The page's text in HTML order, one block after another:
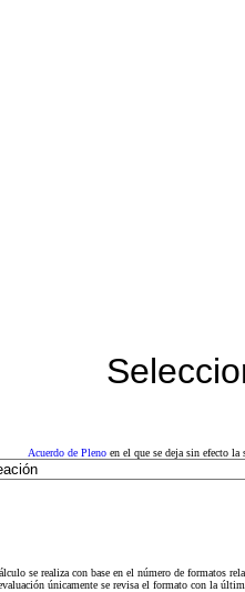
Acuerdo de Pleno en el que se deja sin efecto
se realiza con base en el número de formatos
únicamente se revisa el formato con la